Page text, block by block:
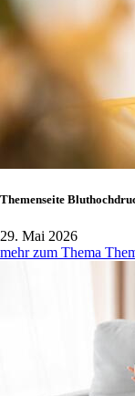
Themenseite
29. Mai 2026
mehr zum Thema